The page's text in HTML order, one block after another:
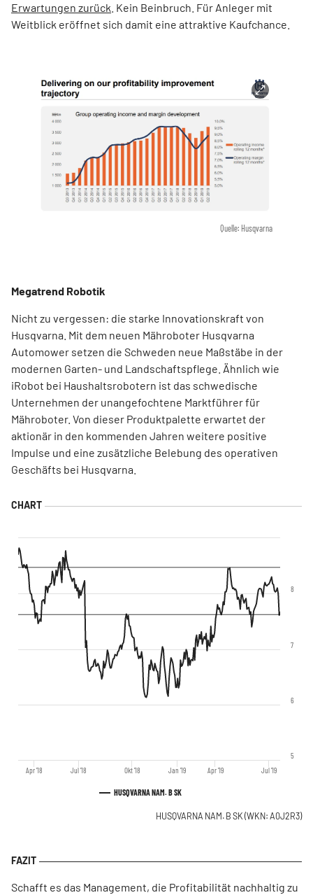
Erwartungen zurück . Kein Beinbruch. Für Anleger mit
Weitblick eröffnet sich damit eine attraktive Kaufchance.
Quelle: Husqvarna
Megatrend Robotik
Nicht zu vergessen: die starke Innovationskraft von
Husqvarna. Mit dem neuen Mähroboter Husqvarna
Automower setzen die Schweden neue Maßstäbe in der
modernen Garten- und Landschaftspflege. Ähnlich wie
iRobot bei Haushaltsrobotern ist das schwedische
Unternehmen der unangefochtene Marktführer für
Mähroboter. Von dieser Produktpalette erwartet der
aktionär in den kommenden Jahren weitere positive
Impulse und eine zusätzliche Belebung des operativen
Geschäfts bei Husqvarna.
HUSQVARNA NAM. B SK
Jul '18 Jul '19
Apr '18 Okt '18 Jan '19 Apr '19
5
6
7
8
HUSQVARNA NAM. B SK (WKN: A0J2R3)
Schafft es das Management, die Profitabilität nachhaltig zu